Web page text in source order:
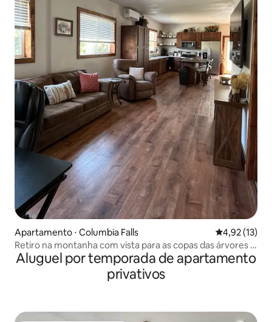
Apartamento ⋅ Columbia Falls 4,92 de uma
4,92 (13)
Retiro na montanha com vista para as copas das árvores e
localização privilegiada
Aluguel por temporada de apartamento
privativos